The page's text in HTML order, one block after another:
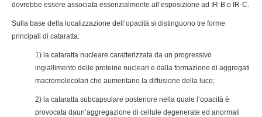
dovrebbe essere associata essenzialmente all’esposizione ad IR-B o IR-C.
Sulla base della localizzazione dell’opacità si distinguono tre forme
principali di cataratta:
1) la cataratta nucleare caratterizzata da un progressivo
ingiallimento delle proteine nucleari e dalla formazione di aggregati
macromolecolari che aumentano la diffusione della luce;
2) la cataratta subcapsulare posteriore nella quale l’opacità è
provocata daun’aggregazione di cellule degenerate ed anormali